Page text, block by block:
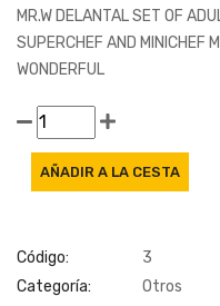
MR.W DELANTAL SET OF
SUPERCHEF AND MINICHEF
WONDERFUL
Código:
3
Categoría:
Otros